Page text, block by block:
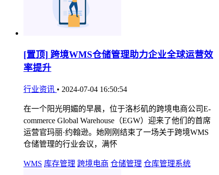
[置顶] 跨境WMS仓储管理助力企业全球运营效
率提升
行业资讯 • 2024-07-04 16:50:54
在一个阳光明媚的早晨，位于洛杉矶的跨境电商公司E-
commerce Global Warehouse（EGW）迎来了他们的首席
运营官玛丽·约翰逊。她刚刚结束了一场关于跨境WMS
仓储管理的行业会议，满怀
WMS 库存管理 跨境电商 仓储管理 仓库管理系统